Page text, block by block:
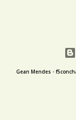
Gean Mendes -